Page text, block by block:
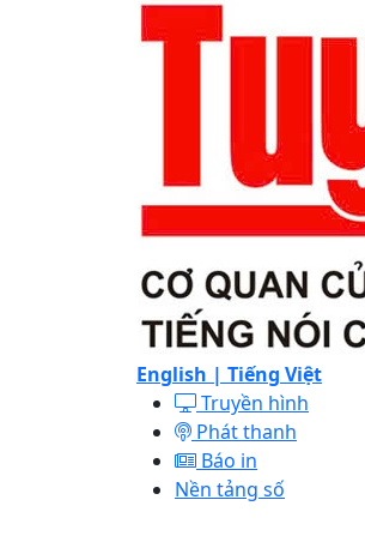
English | Tiếng Việt
Truyền hình
Phát thanh
Báo in
Nền tảng số